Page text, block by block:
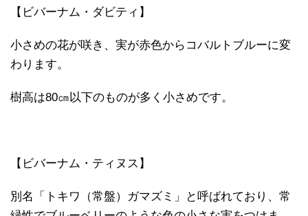
【ビバーナム・ダビティ】
小さめの花が咲き、実が赤色からコバルトブルーに変
わります。
樹高は80㎝以下のものが多く小さめです。
【ビバーナム・ティヌス】
別名「トキワ（常盤）ガマズミ」と呼ばれており、常